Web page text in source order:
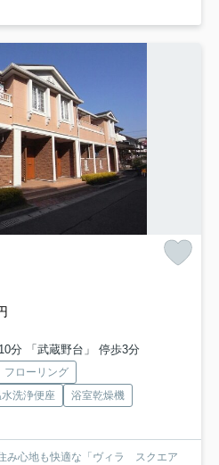
分 「武蔵野台」 停歩3分
フローリング
洗浄便座
浴室乾燥機
み心地も快適な「ヴィラ スクエア